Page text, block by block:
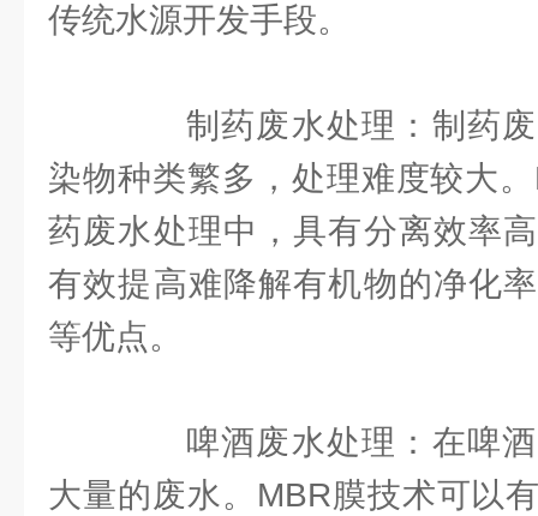
传统水源开发手段。
制药废水处理：制药废
染物种类繁多，处理难度较大
药废水处理中，具有分离效率
有效提高难降解有机物的净化
等优点。
啤酒废水处理：在啤酒
大量的废水。MBR膜技术可以